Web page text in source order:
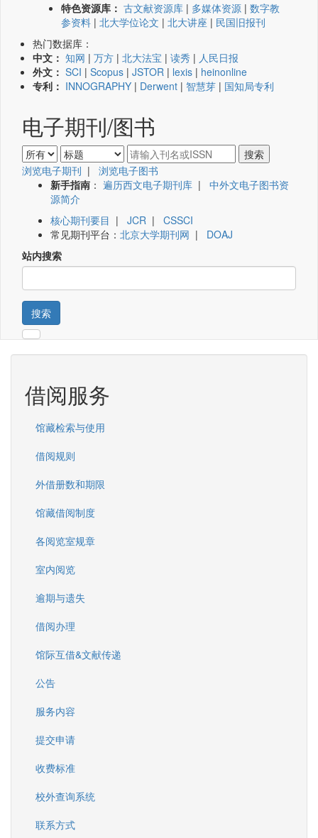
特色资源库： 古文献资源库 | 多媒体资源 | 数字教
参资料 | 北大学位论文 | 北大讲座 | 民国旧报刊
热门数据库：
中文： 知网 | 万方 | 北大法宝 | 读秀 | 人民日报
外文： SCI | Scopus | JSTOR | lexis | heinonline
专利： INNOGRAPHY | Derwent | 智慧芽 | 国知局专利
电子期刊/图书
浏览电子期刊 | 浏览电子图书
新手指南 ： 遍历西文电子期刊库 | 中外文电子图书资
源简介
核心期刊要目 | JCR | CSSCI
常见期刊平台： 北京大学期刊网 | DOAJ
站内搜索
搜索
借阅服务
馆藏检索与使用
借阅规则
外借册数和期限
馆藏借阅制度
各阅览室规章
室内阅览
逾期与遗失
借阅办理
馆际互借&文献传递
公告
服务内容
提交申请
收费标准
校外查询系统
联系方式